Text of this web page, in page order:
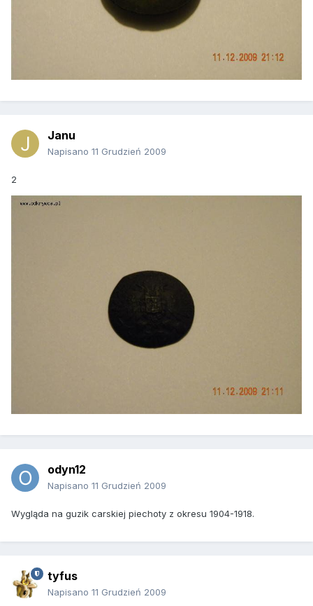
Janu
Napisano 11 Grudzień 2009
2
odyn12
Napisano 11 Grudzień 2009
Wygląda na guzik carskiej piechoty z okresu 1904-1918.
tyfus
Napisano 11 Grudzień 2009